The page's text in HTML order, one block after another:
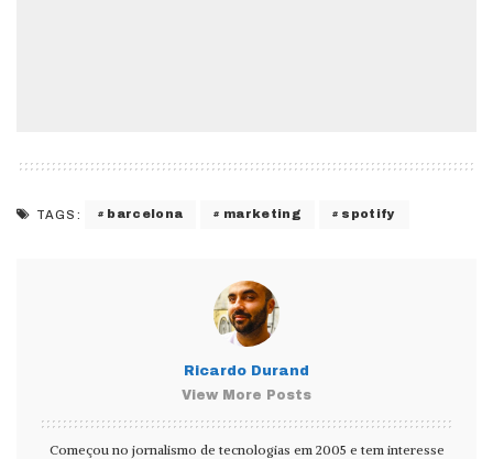
TAGS: barcelona marketing spotify
Ricardo Durand
View More Posts
Começou no jornalismo de tecnologias em 2005 e tem interesse